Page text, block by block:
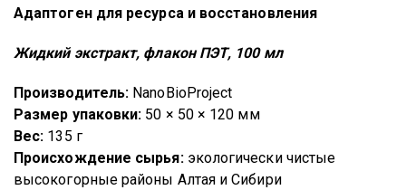
Адаптоген для ресурса и восстановления
Жидкий экстракт, флакон ПЭТ, 100 мл
Производитель: NanoBioProject
Размер упаковки: 50 × 50 × 120 мм
Вес: 135 г
Происхождение сырья:экологически чистые
высокогорные районы Алтая и Сибири